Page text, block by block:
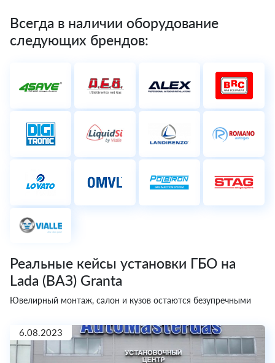
Всегда в наличии оборудование
следующих брендов:
Реальные кейсы установки ГБО на
Lada (ВАЗ) Granta
Ювелирный монтаж, салон и кузов остаются безупречными
6.08.2023